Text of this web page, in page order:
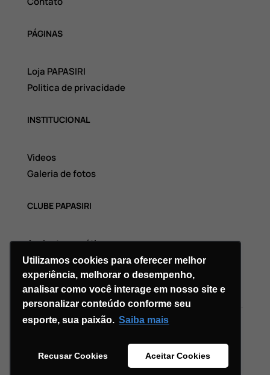
Utilizamos cookies para oferecer melhor
experiência, melhorar o desempenho,
analisar como você interage em nosso site e
personalizar conteúdo conforme seu
esporte, sua paixão. Saiba mais
Recusar Cookies Aceitar Cookies
PÁGINAS
Loja PAPASIRI
Politica de privacidade
INSTITUCIONAL
Videos
Galeria de fotos
CLUBE PAPASIRI
Assinatura grátis